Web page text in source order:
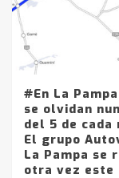
#En La
se olvidan
del 5 de cada
El grupo
La Pampa se
otra vez este